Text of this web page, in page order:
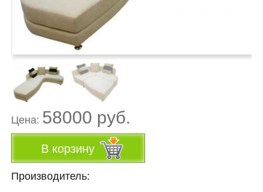
Цена: 58000 руб.
В корзину
Производитель: